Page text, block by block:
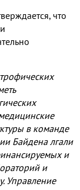
что
в команде
Байдена лгали
и
и
Управление